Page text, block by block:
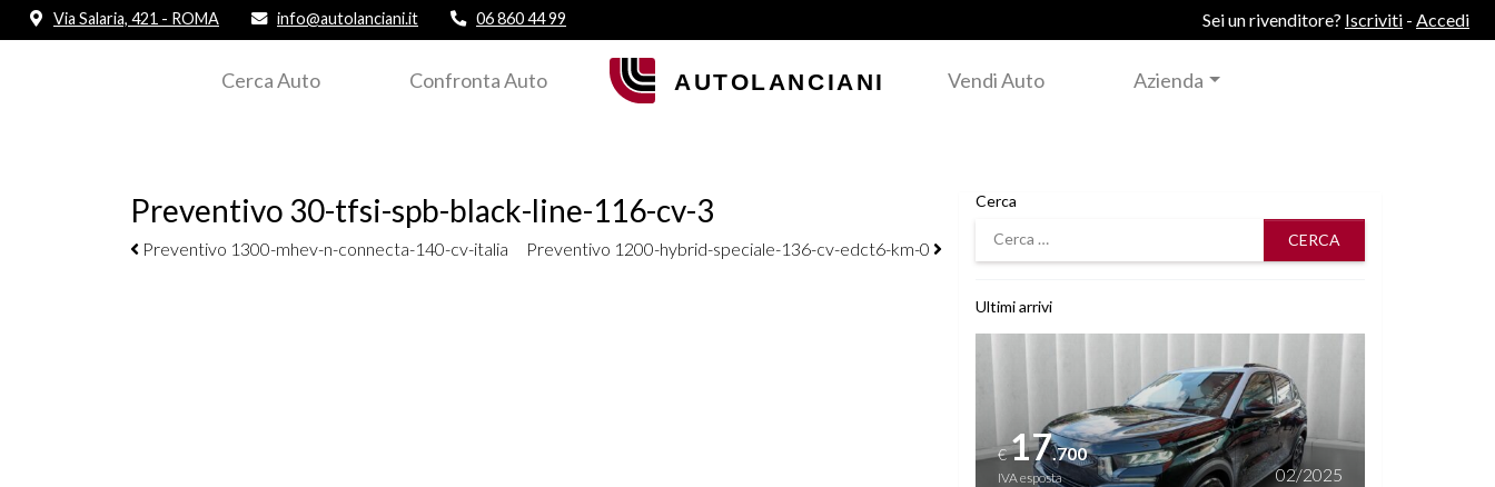
Via Salaria, 421 - ROMA info@autolanciani.it 06 860 44 99 Sei un rivenditore? Iscriviti - Accedi
Cerca Auto Confronta Auto Vendi Auto Azienda
Preventivo 30-tfsi-spb-black-line-116-cv-3
Navigazione elementi
Preventivo 1300-mhev-n-connecta-140-cv-italia Preventivo 1200-hybrid-speciale-136-cv-edct6-km-0
Cerca
Cerca
Ultimi arrivi
Vedi dettagli
€17.700
IVA esposta 02/2025